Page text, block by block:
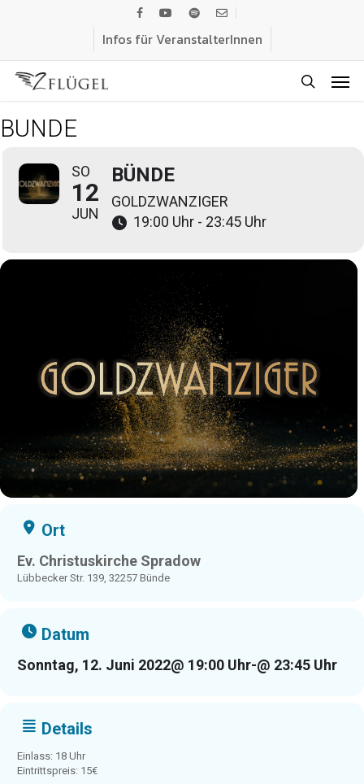
content
facebook
youtubespotifyemail
Infos für VeranstalterInnen
BÜNDE
SO
12
JUN
BÜNDE
GOLDZWANZIGER
19:00 Uhr - 23:45 Uhr
Ort
Ev. Christuskirche Spradow
Lübbecker Str. 139, 32257 Bünde
Datum
Sonntag, 12. Juni 2022@ 19:00 Uhr-@ 23:45 Uhr
Details
Einlass: 18 Uhr
Eintrittspreis: 15€